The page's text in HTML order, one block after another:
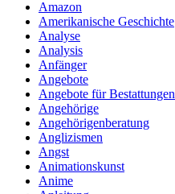
Amazon
Amerikanische Geschichte
Analyse
Analysis
Anfänger
Angebote
Angebote für Bestattungen
Angehörige
Angehörigenberatung
Anglizismen
Angst
Animationskunst
Anime